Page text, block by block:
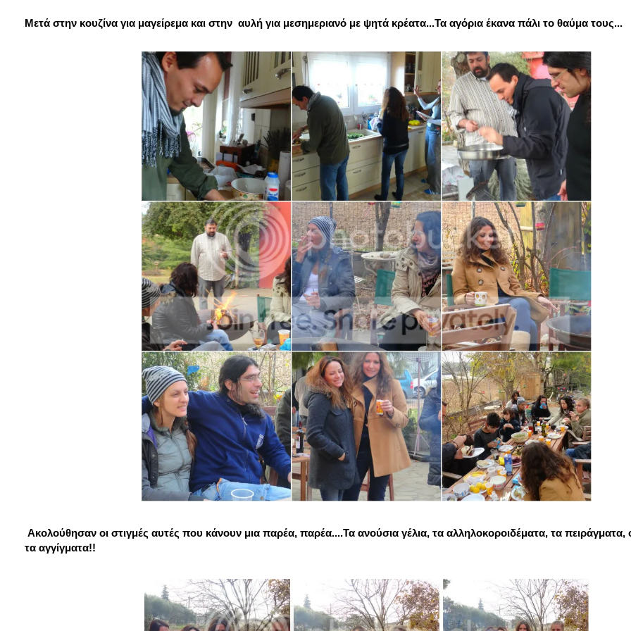
Μετά στην κουζίνα για μαγείρεμα και στην αυλή για μεσημεριανό με ψητά κρέατα...Τα αγόρια έκανα πάλι το θαύμα τους...
Ακολούθησαν οι στιγμές αυτές που κάνουν μια παρέα, παρέα....Τα ανούσια γέλια, τα αλληλοκοροιδέματα, τα πειράγματα,
τα αγγίγματα!!